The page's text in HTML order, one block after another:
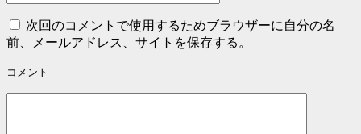
次回のコメントで使用するためブラウザーに自分の名
前、メールアドレス、サイトを保存する。
コメント